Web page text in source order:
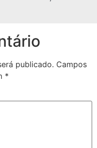
publicado. Campos
*